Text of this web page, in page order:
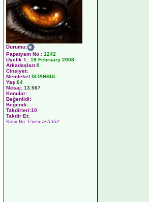
Durumu:
Papatyam No : 1242
Üyelik T.: 19 February 2008
Arkadaşları:0
Cinsiyet:
Memleket:İSTANBUL
Yaş:64
Mesaj: 13.567
Konular:
Beğenildi:
Beğendi:
Takdirleri:10
Takdir Et:
Konu Bu Üyemize Aittir!